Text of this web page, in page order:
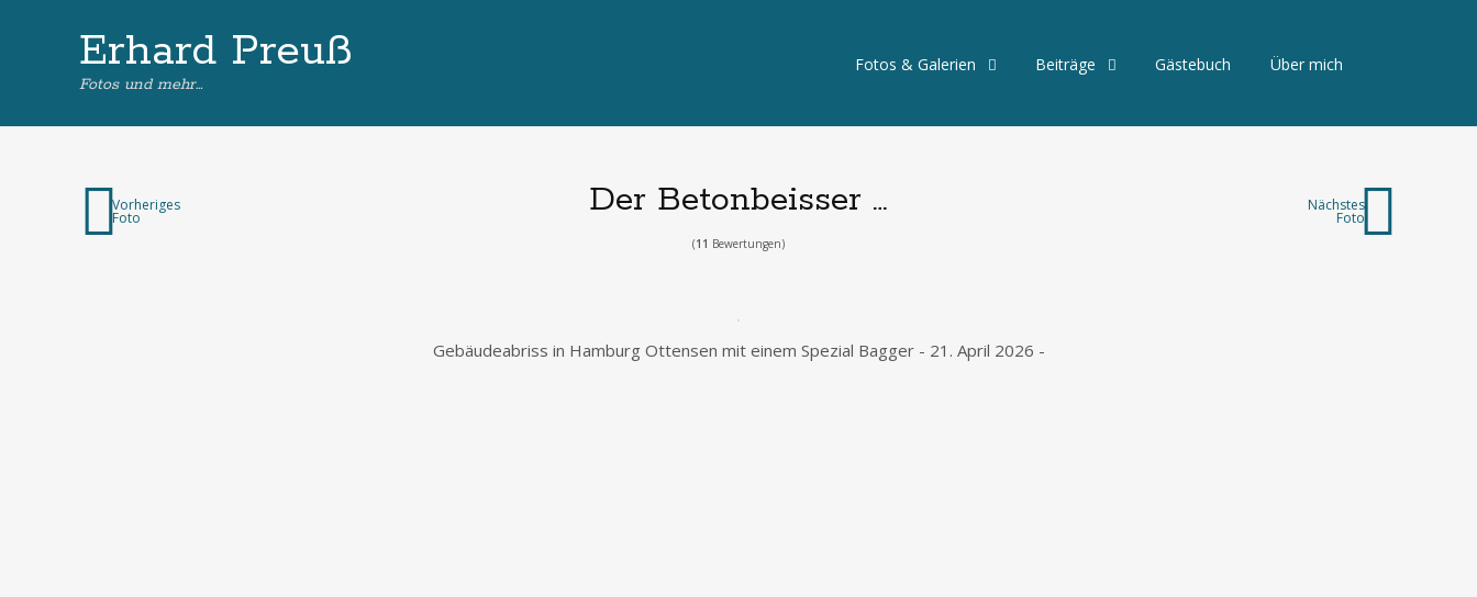
Erhard Preuß
Fotos und mehr…
Fotos & Galerien Beiträge Gästebuch Über mich
Vorheriges
Foto Der Betonbeisser …
(11 Bewertungen)
Nächstes
Foto
Gebäudeabriss in Hamburg Ottensen mit einem Spezial Bagger - 21. April 2026 -